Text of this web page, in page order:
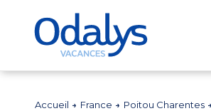
Accueil France Poitou Charentes